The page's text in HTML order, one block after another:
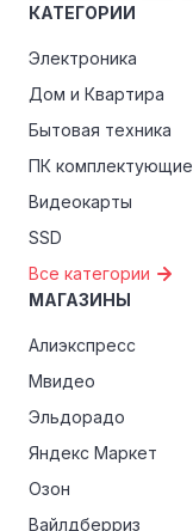
КАТЕГОРИИ
Электроника
Дом и Квартира
Бытовая техника
ПК комплектующие
Видеокарты
SSD
Все категории
МАГАЗИНЫ
Алиэкспресс
Мвидео
Эльдорадо
Яндекс Маркет
Озон
Вайлдберриз